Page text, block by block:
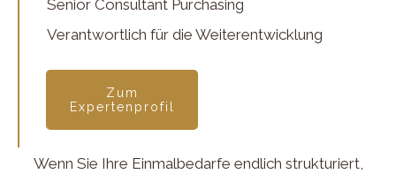
Wenn Sie Ihre Einmalbedarfe endlich strukturiert,
Senior Consultant Purchasing
Verantwortlich für die Weiterentwicklung
Zum
Expertenprofil